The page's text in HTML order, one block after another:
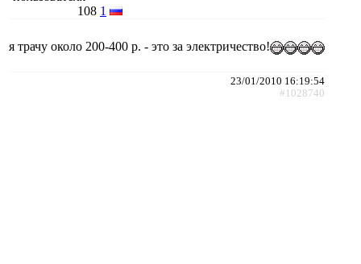
108 1
я трачу около 200-400 р. - это за электричество!
23/01/2010 16:19:54
#1028740